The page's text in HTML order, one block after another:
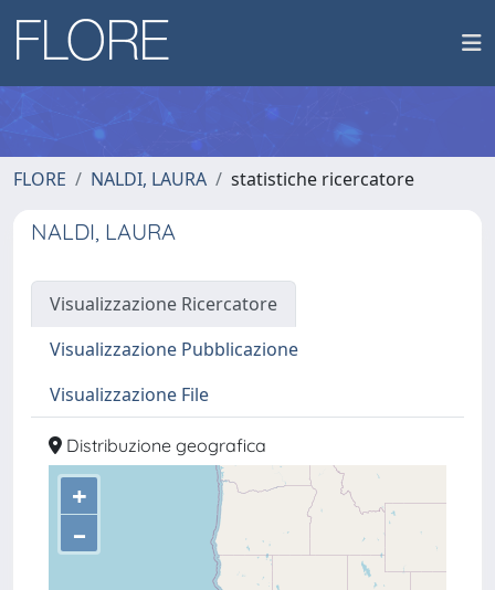
FLORE NALDI, LAURA statistiche ricercatore
NALDI, LAURA
Visualizzazione Ricercatore
Visualizzazione Pubblicazione
Visualizzazione File
Distribuzione geografica
+
–